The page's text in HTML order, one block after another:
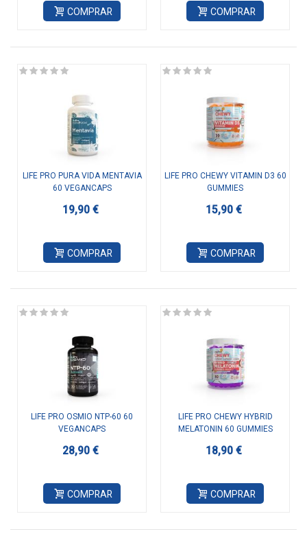
COMPRAR COMPRAR
LIFE PRO PURA VIDA MENTAVIA
60 VEGANCAPS
19,90 €
COMPRAR
LIFE PRO CHEWY VITAMIN D3 60
GUMMIES
15,90 €
COMPRAR
LIFE PRO OSMIO NTP-60 60
VEGANCAPS
28,90 €
COMPRAR
LIFE PRO CHEWY HYBRID
MELATONIN 60 GUMMIES
18,90 €
COMPRAR